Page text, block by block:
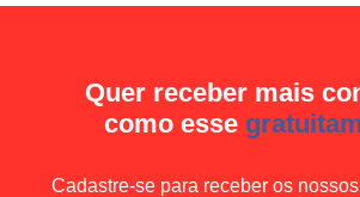
Quer receber mais
como esse
Cadastre-se para receber os